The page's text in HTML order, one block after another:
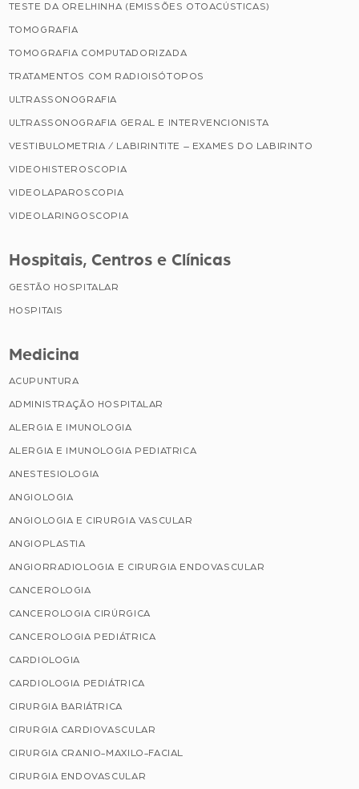
TESTE DA ORELHINHA (EMISSÕES OTOACÚSTICAS)
TOMOGRAFIA
TOMOGRAFIA COMPUTADORIZADA
TRATAMENTOS COM RADIOISÓTOPOS
ULTRASSONOGRAFIA
ULTRASSONOGRAFIA GERAL E INTERVENCIONISTA
VESTIBULOMETRIA / LABIRINTITE – EXAMES DO LABIRINTO
VIDEOHISTEROSCOPIA
VIDEOLAPAROSCOPIA
VIDEOLARINGOSCOPIA
Hospitais, Centros e Clínicas
GESTÃO HOSPITALAR
HOSPITAIS
Medicina
ACUPUNTURA
ADMINISTRAÇÃO HOSPITALAR
ALERGIA E IMUNOLOGIA
ALERGIA E IMUNOLOGIA PEDIATRICA
ANESTESIOLOGIA
ANGIOLOGIA
ANGIOLOGIA E CIRURGIA VASCULAR
ANGIOPLASTIA
ANGIORRADIOLOGIA E CIRURGIA ENDOVASCULAR
CANCEROLOGIA
CANCEROLOGIA CIRÚRGICA
CANCEROLOGIA PEDIÁTRICA
CARDIOLOGIA
CARDIOLOGIA PEDIÁTRICA
CIRURGIA BARIÁTRICA
CIRURGIA CARDIOVASCULAR
CIRURGIA CRANIO-MAXILO-FACIAL
CIRURGIA ENDOVASCULAR